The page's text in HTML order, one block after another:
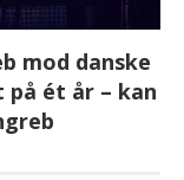
mod danske
ét år – kan